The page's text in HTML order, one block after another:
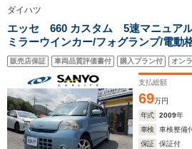
ダイハツ
エッセ 660 カスタム 5速マニュア
ミラーウインカー/フォグランプ/電動
販売店保証 車両品質評価書付 購入プラン付 オン
支払総額
69万円
年式
2009年
車検
車検整備
保証
保証付